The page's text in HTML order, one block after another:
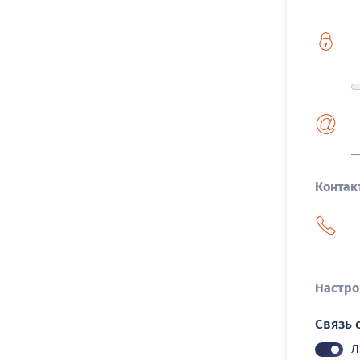
Связь